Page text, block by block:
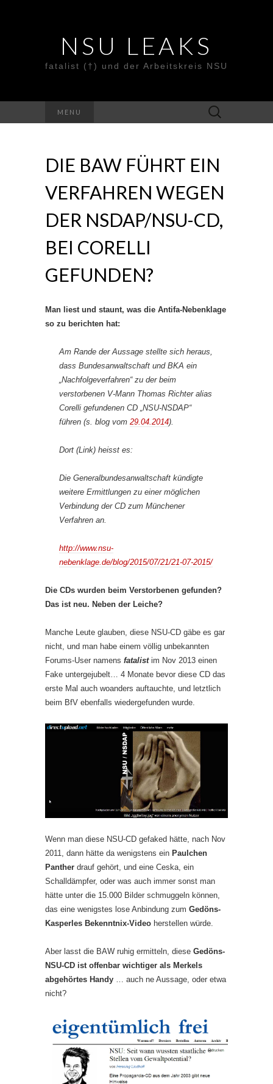
NSU LEAKS
fatalist (†) und der Arbeitskreis NSU
MENU
Suche
nach:
DIE BAW FÜHRT EIN
VERFAHREN WEGEN
DER NSDAP/NSU-CD,
BEI CORELLI
GEFUNDEN?
Man liest und staunt, was die Antifa-Nebenklage
so zu berichten hat:
Am Rande der Aussage stellte sich heraus,
dass Bundesanwaltschaft und BKA ein
„Nachfolgeverfahren“ zu der beim
verstorbenen V-Mann Thomas Richter alias
Corelli gefundenen CD „NSU-NSDAP“
führen (s. blog vom 29.04.2014).
Dort (Link) heisst es:
Die Generalbundesanwaltschaft kündigte
weitere Ermittlungen zu einer möglichen
Verbindung der CD zum Münchener
Verfahren an.
http://www.nsu-
nebenklage.de/blog/2015/07/21/21-07-2015/
Die CDs wurden beim Verstorbenen gefunden?
Das ist neu. Neben der Leiche?
Manche Leute glauben, diese NSU-CD gäbe es gar
nicht, und man habe einem völlig unbekannten
Forums-User namens fatalist im Nov 2013 einen
Fake untergejubelt… 4 Monate bevor diese CD das
erste Mal auch woanders auftauchte, und letztlich
beim BfV ebenfalls wiedergefunden wurde.
Wenn man diese NSU-CD gefaked hätte, nach Nov
2011, dann hätte da wenigstens ein Paulchen
Panther drauf gehört, und eine Ceska, ein
Schalldämpfer, oder was auch immer sonst man
hätte unter die 15.000 Bilder schmuggeln können,
das eine wenigstes lose Anbindung zum Gedöns-
Kasperles Bekenntnix-Video herstellen würde.
Aber lasst die BAW ruhig ermitteln, diese Gedöns-
NSU-CD ist offenbar wichtiger als Merkels
abgehörtes Handy
… auch ne Aussage, oder etwa
nicht?